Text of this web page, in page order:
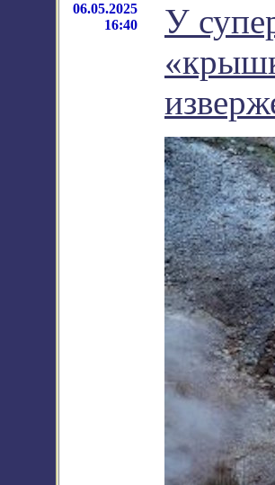
06.05.2025
16:40
У